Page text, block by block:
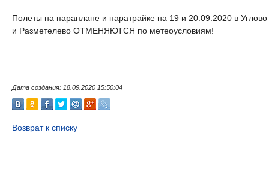
Полеты на параплане и паратрайке на 19 и 20.09.2020 в Углово
и Разметелево ОТМЕНЯЮТСЯ по метеоусловиям!
Дата создания: 18.09.2020 15:50:04
Возврат к списку